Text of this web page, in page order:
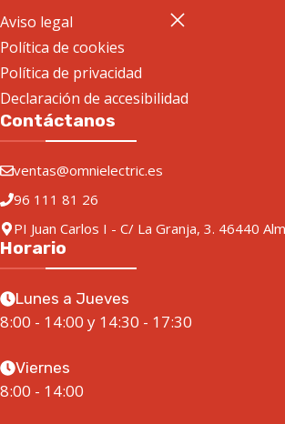
Aviso legal
Política de cookies
Política de privacidad
Declaración de accesibilidad
Contáctanos
ventas@omnielectric.es
96 111 81 26
PI Juan Carlos I - C/ La Granja, 3. 46440
Horario
Lunes a Jueves
8:00 - 14:00 y 14:30 - 17:30
Viernes
8:00 - 14:00